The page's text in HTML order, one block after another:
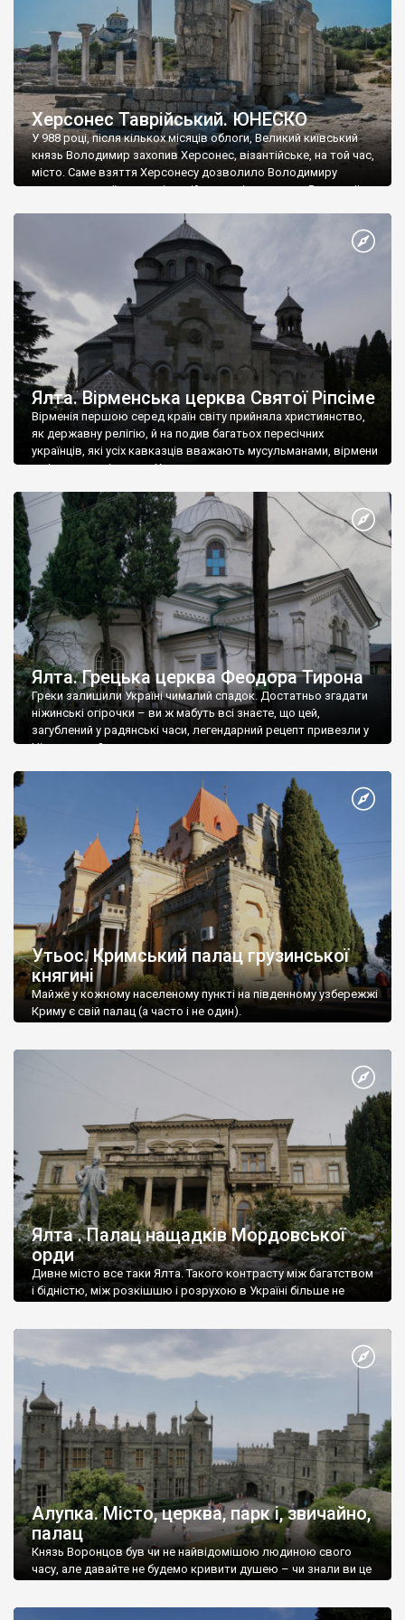
Херсонес Таврійський. ЮНЕСКО
У 988 році, після кількох місяців облоги, Великий київський
князь Володимир захопив Херсонес, візантійське, на той час,
місто. Саме взяття Херсонесу дозволило Володимиру
диктувати свої умови візантійському імператору Василю ІІ, та
Херсонесі Володимир-язичник, став Василем-християнином.
А потім було Хрещення Русі. На честь Херсонесу Таврійського
Ялта. Вірменська церква Святої Ріпсіме
Вірменія першою серед країн світу прийняла християнство,
як державну релігію, й на подив багатьох пересічних
українців, які усіх кавказців вважають мусульманами, вірмени
є відданими вірянами Христа
Ялта. Грецька церква Феодора Тирона
Греки залишили Україні чималий спадок. Достатньо згадати
ніжинські огірочки – ви ж мабуть всі знаєте, що цей,
загублений у радянські часи, легендарний рецепт привезли у
Ніжин греки?
Утьос. Кримський палац грузинської
княгині
Майже у кожному населеному пункті на південному узбережжі
Криму є свій палац (а часто і не один).
Ялта . Палац нащадків Мордовської
орди
Дивне місто все таки Ялта. Такого контрасту між багатством
і бідністю, між розкішшю і розрухою в Україні більше не
Алупка. Місто, церква, парк і, звичайно,
палац
Князь Воронцов був чи не найвідомішою людиною свого
часу, але давайте не будемо кривити душею – чи знали ви це